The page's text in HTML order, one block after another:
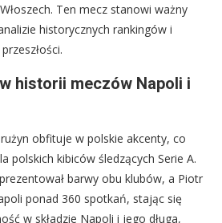
Ten mecz stanowi ważny
historycznych rankingów i
historii meczów Napoli i
obfituje w polskie akcenty, co
polskich kibiców śledzących Serie A.
barwy obu klubów, a Piotr
ponad 360 spotkań, stając się
w składzie Napoli i jego długa,